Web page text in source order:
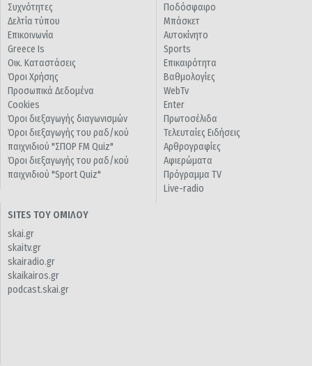
Συχνότητες
Δελτία τύπου
Επικοινωνία
Greece Is
Οικ. Καταστάσεις
Όροι Χρήσης
Προσωπικά Δεδομένα
Cookies
Όροι διεξαγωγής διαγωνισμών
Όροι διεξαγωγής του ραδ/κού
παιχνιδιού "ΣΠΟΡ FM Quiz"
Όροι διεξαγωγής του ραδ/κού
παιχνιδιού "Sport Quiz"
Ποδόσφαιρο
Μπάσκετ
Αυτοκίνητο
Sports
Επικαιρότητα
Βαθμολογίες
WebTv
Enter
Πρωτοσέλιδα
Τελευταίες Ειδήσεις
Αρθρογραφίες
Αφιερώματα
Πρόγραμμα TV
Live-radio
SITES ΤΟΥ ΟΜΙΛΟΥ
skai.gr
skaitv.gr
skairadio.gr
skaikairos.gr
podcast.skai.gr